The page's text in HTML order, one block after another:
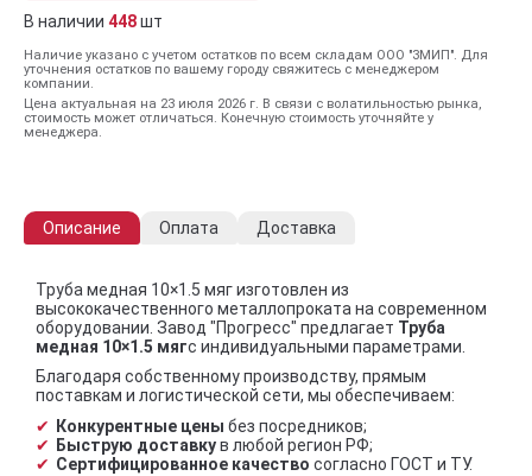
В наличии 448шт
Наличие указано с учетом остатков по всем складам ООО "ЗМИП". Для
уточнения остатков по вашему городу свяжитесь с менеджером
компании.
Цена актуальная на 23 июля 2026 г. В связи с волатильностью рынка,
стоимость может отличаться. Конечную стоимость уточняйте у
менеджера.
Описание Оплата Доставка
Труба медная 10×1.5 мяг изготовлен из
высококачественного металлопроката на современном
оборудовании. Завод "Прогресс" предлагает Труба
медная 10×1.5 мягс индивидуальными параметрами.
Благодаря собственному производству, прямым
поставкам и логистической сети, мы обеспечиваем:
Конкурентные цены без посредников;
Быструю доставкув любой регион РФ;
Сертифицированное качество согласно ГОСТ и ТУ.